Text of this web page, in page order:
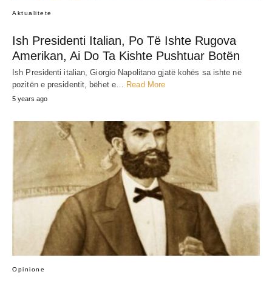
Aktualitete
Ish Presidenti Italian, Po Të Ishte Rugova
Amerikan, Ai Do Ta Kishte Pushtuar Botën
Ish Presidenti italian, Giorgio Napolitano gjatë kohës sa ishte në
pozitën e presidentit, bëhet e… Read More
5 years ago
Opinione